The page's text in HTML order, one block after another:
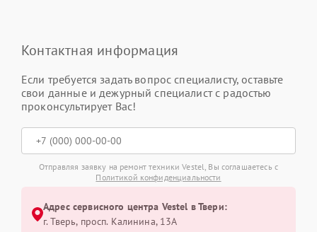
Контактная информация
Если требуется задать вопрос специалисту, оставьте
свои данные и дежурный специалист с радостью
проконсультирует Вас!
Отправляя заявку на ремонт техники Vestel, Вы соглашаетесь с
Политикой конфиденциальности
Адрес сервисного центра Vestel в Твери:
г. Тверь, просп. Калинина, 13А